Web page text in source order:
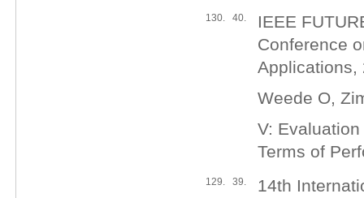
130. 40.
IEEE
Conference
Applications,
Weede O,
V:
Terms of
129. 39.
14th